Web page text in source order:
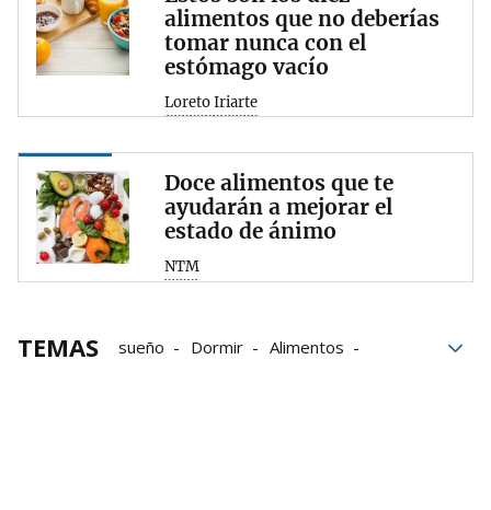
alimentos que no deberías
tomar nunca con el
estómago vacío
Loreto Iriarte
Doce alimentos que te
ayudarán a mejorar el
estado de ánimo
NTM
TEMAS sueño Dormir
Alimentos